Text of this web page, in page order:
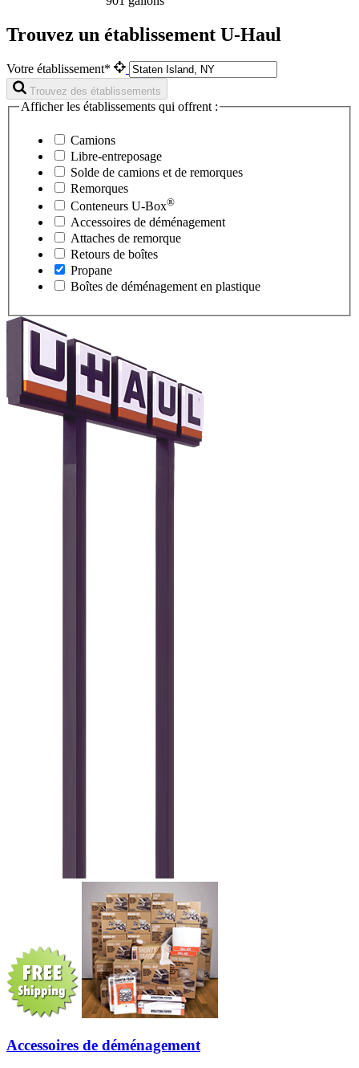
Trouvez un établissement U-Haul
Votre établissement*
Trouvez des établissements
Afficher les établissements qui offrent :
Camions
Libre-entreposage
Solde de camions et de remorques
Remorques
Conteneurs U-Box®
Accessoires de déménagement
Attaches de remorque
Retours de boîtes
Propane
Boîtes de déménagement en plastique
Accessoires de déménagement